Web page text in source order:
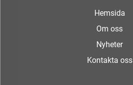
Hemsida
Om oss
Nyheter
Kontakta oss